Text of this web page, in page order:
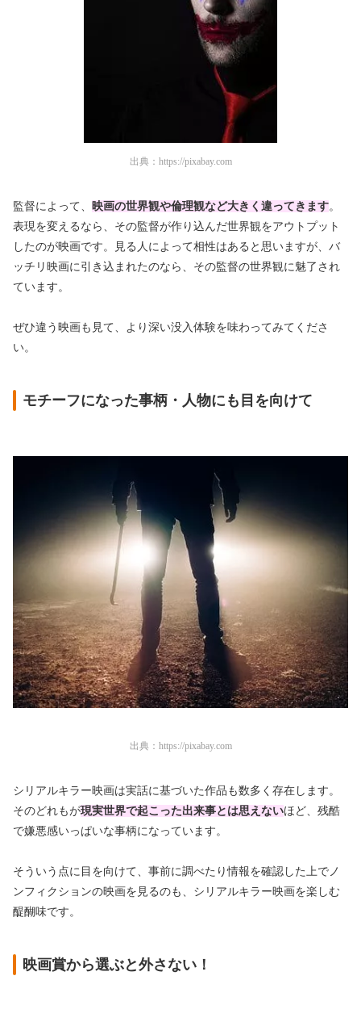
出典： https://pixabay.com
監督によって、 映画の世界観や倫理観など大きく違ってきます。
表現を変えるなら、その監督が作り込んだ世界観をアウトプット
したのが映画です。見る人によって相性はあると思いますが、バ
ッチリ映画に引き込まれたのなら、その監督の世界観に魅了され
ています。
ぜひ違う映画も見て、より深い没入体験を味わってみてくださ
い。
モチーフになった事柄・人物にも目を向けて
出典： https://pixabay.com
シリアルキラー映画は実話に基づいた作品も数多く存在します。
そのどれもが現実世界で起こった出来事とは思えないほど、残酷
で嫌悪感いっぱいな事柄になっています。
そういう点に目を向けて、事前に調べたり情報を確認した上でノ
ンフィクションの映画を見るのも、シリアルキラー映画を楽しむ
醍醐味です。
映画賞から選ぶと外さない！